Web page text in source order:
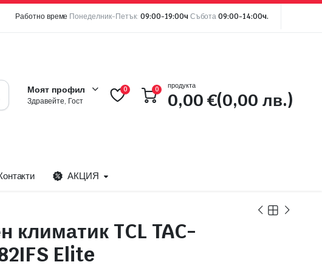
Работно време Понеделник-Петък: 09:00-19:00ч Събота 09:00-14:00ч.
Моят профил
Здравейте, Гост
0 0 продукта
0,00€(0,00 лв.)
АКЦИЯ
климатик TCL TAC-
Elite